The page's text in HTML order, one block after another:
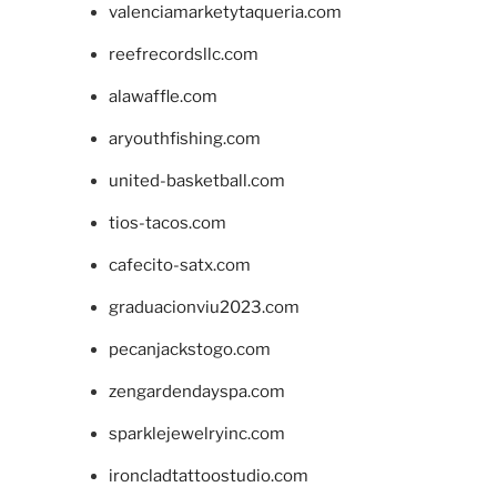
valenciamarketytaqueria.com
reefrecordsllc.com
alawaffle.com
aryouthfishing.com
united-basketball.com
tios-tacos.com
cafecito-satx.com
graduacionviu2023.com
pecanjackstogo.com
zengardendayspa.com
sparklejewelryinc.com
ironcladtattoostudio.com